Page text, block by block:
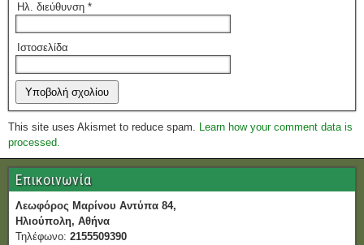
Ηλ. διεύθυνση *
Ιστοσελίδα
This site uses Akismet to reduce spam. Learn how your comment data is
processed.
Επικοινωνία
Λεωφόρος Μαρίνου Αντύπα 84,
Ηλιούπολη, Αθήνα
Τηλέφωνο: 2155509390